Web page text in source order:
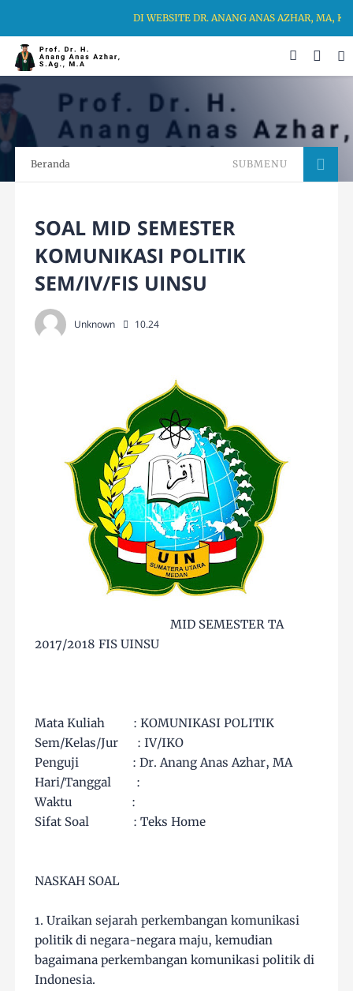
DI WEBSITE DR. ANANG ANAS AZHAR, MA,
Beranda SUBMENU
SOAL MID SEMESTER
KOMUNIKASI POLITIK
SEM/IV/FIS UINSU
Unknown 10.24
MID SEMESTER TA
2017/2018 FIS UINSU
Mata Kuliah : KOMUNIKASI POLITIK
Sem/Kelas/Jur : IV/IKO
Penguji : Dr. Anang Anas Azhar, MA
Hari/Tanggal :
Waktu :
Sifat Soal : Teks Home
NASKAH SOAL
1. Uraikan sejarah perkembangan komunikasi
politik di negara-negara maju, kemudian
bagaimana perkembangan komunikasi politik di
Indonesia.